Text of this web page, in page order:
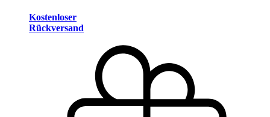
Kostenloser
Rückversand